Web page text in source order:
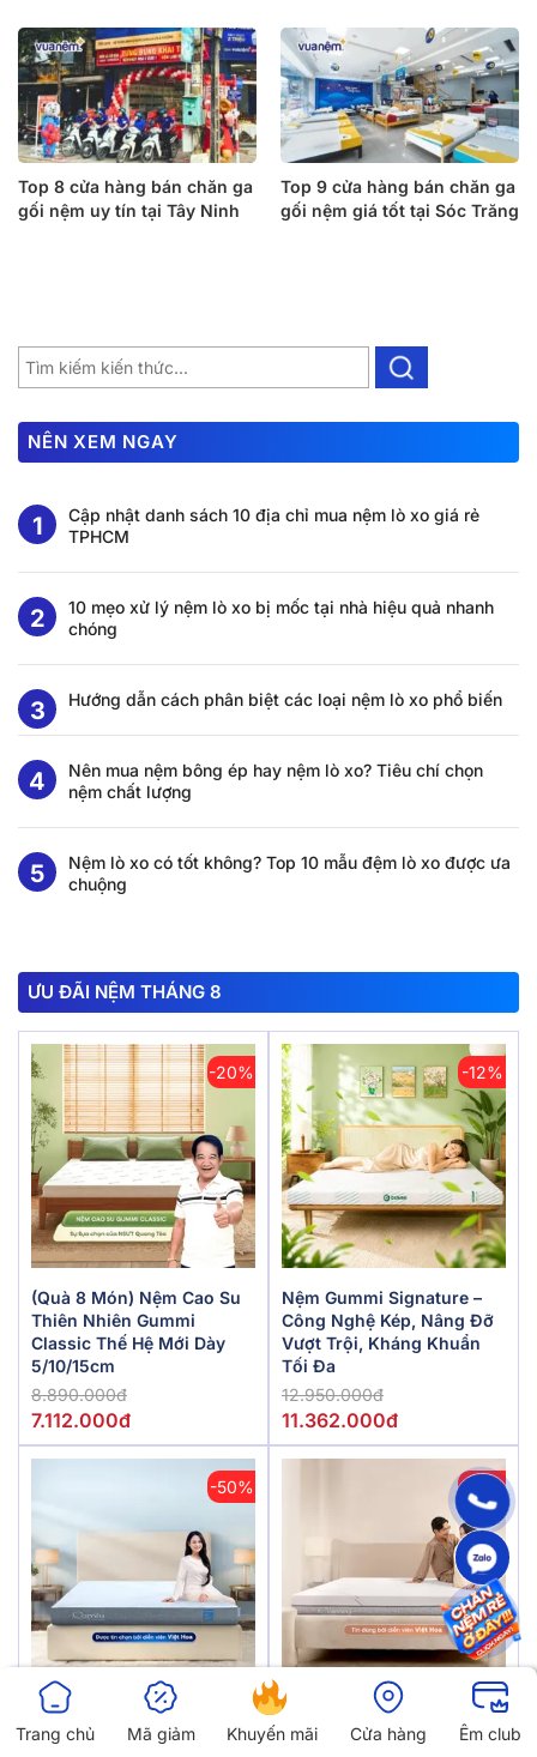
Top 8 cửa hàng bán chăn ga
gối nệm uy tín tại Tây Ninh
Top 9 cửa hàng bán chăn ga
gối nệm giá tốt tại Sóc Trăng
NÊN XEM NGAY
Cập nhật danh sách 10 địa chỉ mua nệm lò xo giá rẻ
TPHCM
10 mẹo xử lý nệm lò xo bị mốc tại nhà hiệu quả nhanh
chóng
Hướng dẫn cách phân biệt các loại nệm lò xo phổ biến
Nên mua nệm bông ép hay nệm lò xo? Tiêu chí chọn
nệm chất lượng
Nệm lò xo có tốt không? Top 10 mẫu đệm lò xo được ưa
chuộng
ƯU ĐÃI NỆM THÁNG 8
-20%
(Quà 8 Món) Nệm Cao Su
Thiên Nhiên Gummi
Classic Thế Hệ Mới Dày
5/10/15cm
8.890.000đ
7.112.000đ
-12%
Nệm Gummi Signature –
Công Nghệ Kép, Nâng Đỡ
Vượt Trội, Kháng Khuẩn
Tối Đa
12.950.000đ
11.362.000đ
-50%
Nệm Foam Comfy Cloud
2.0 Siêu Đàn Hồi Dày 15cm
-35%
Nệm Foam Làm Mát,
Kháng Khuẩn Nâng Đỡ 5
Trang chủ Mã giảm Khuyến mãi Cửa hàng Êm club